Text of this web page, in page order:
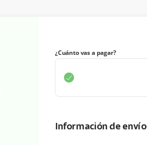
¿Cuánto vas a pagar?
Información de envío